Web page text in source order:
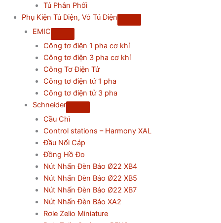
Tủ Phân Phối
Phụ Kiện Tủ Điện, Vỏ Tủ Điện
EMIC
Công tơ điện 1 pha cơ khí
Công tơ điện 3 pha cơ khí
Công Tơ Điện Tử
Công tơ điện tử 1 pha
Công tơ điện tử 3 pha
Schneider
Cầu Chì
Control stations – Harmony XAL
Đầu Nối Cáp
Đồng Hồ Đo
Nút Nhấn Đèn Báo Ø22 XB4
Nút Nhấn Đèn Báo Ø22 XB5
Nút Nhấn Đèn Báo Ø22 XB7
Nút Nhấn Đèn Báo XA2
Rơle Zelio Miniature